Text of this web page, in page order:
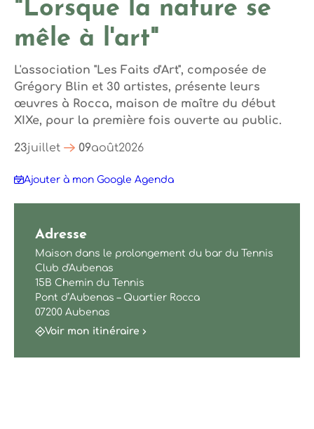
"Lorsque la nature se
mêle à l'art"
L'association "Les Faits d'Art", composée de
Grégory Blin et 30 artistes, présente leurs
œuvres à Rocca, maison de maître du début
XIXe, pour la première fois ouverte au public.
23juillet 09août2026
Ajouter à mon Google Agenda
Adresse
Maison dans le prolongement du bar du Tennis
Club d'Aubenas
15B Chemin du Tennis
Pont d’Aubenas – Quartier Rocca
07200 Aubenas
Voir mon itinéraire